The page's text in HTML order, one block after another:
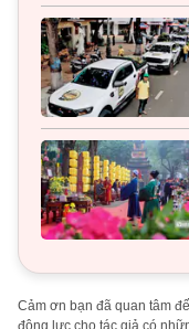
Cảm ơn bạn đã quan tâm